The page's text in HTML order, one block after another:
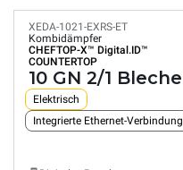
XEDA-1021-EXRS-ET
Kombidämpfer
CHEFTOP-X™ Digital.ID™
COUNTERTOP
10 GN 2/1 Bleche
Elektrisch
Integrierte Ethernet-Verbindung